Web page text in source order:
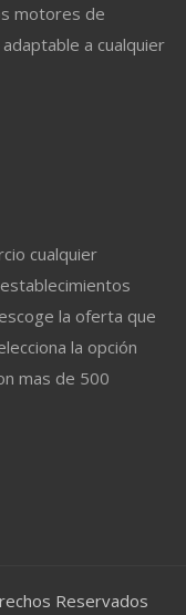
motores de
a cualquier
cualquier
la oferta que
la opción
mas de 500
Reservados